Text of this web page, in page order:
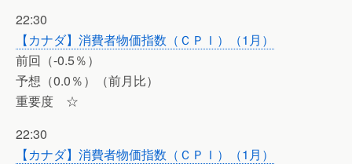
22:30
【カナダ】消費者物価指数（ＣＰＩ）（1月）
前回（-0.5％）
予想（0.0％）（前月比）
重要度 ☆
22:30
【カナダ】消費者物価指数（ＣＰＩ）（1月）